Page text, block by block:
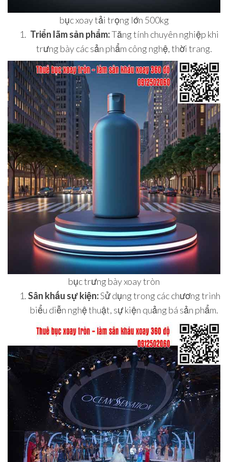
bục xoay tải trọng lớn 500kg
Triển lãm sản phẩm:Tăng tính chuyên nghiệp khi
trưng bày các sản phẩm công nghệ, thời trang.
bục trưng bày xoay tròn
Sân khấu sự kiện:Sử dụng trong các chương trình
biểu diễn nghệ thuật, sự kiện quảng bá sản phẩm.